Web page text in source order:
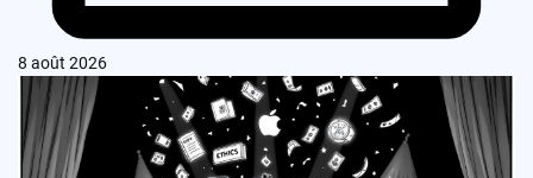
8 août 2026